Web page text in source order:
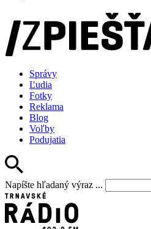
Správy
Ľudia
Fotky
Reklama
Blog
Voľby
Podujatia
Napíšte hľadaný výraz ...